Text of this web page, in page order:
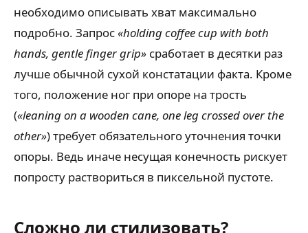
необходимо описывать хват максимально
подробно. Запрос«holding coffee cup with both
hands, gentle finger grip» сработает в десятки раз
лучше обычной сухой констатации факта. Кроме
того, положение ног при опоре на трость
(«leaning on a wooden cane, one leg crossed over the
other») требует обязательного уточнения точки
опоры. Ведь иначе несущая конечность рискует
попросту раствориться в пиксельной пустоте.
Сложно ли стилизовать?